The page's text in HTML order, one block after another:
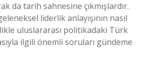
da tarih sahnesine çıkmışlardır.
liderlik anlayışının nasıl
uluslararası politikadaki Türk
ilgili önemli soruları gündeme